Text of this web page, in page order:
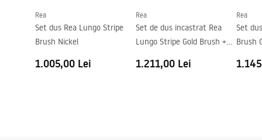
Rea
Set dus Rea Lungo Stripe
Brush Nickel
1.005,00 Lei
Rea
Set de dus incastrat Rea
Lungo Stripe Gold Brush +
1.211,00 Lei
Rea
Set
Brush